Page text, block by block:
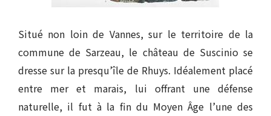
Situé non loin de Vannes, sur le territoire de la
commune de Sarzeau, le château de Suscinio se
dresse sur la presqu’île de Rhuys. Idéalement placé
entre mer et marais, lui offrant une défense
naturelle, il fut à la fin du Moyen Âge l’une des